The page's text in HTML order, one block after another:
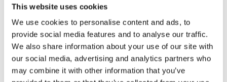
This website uses cookies
We use cookies to personalise content and ads, to
provide social media features and to analyse our traffic.
We also share information about your use of our site with
our social media, advertising and analytics partners who
may combine it with other information that you’ve